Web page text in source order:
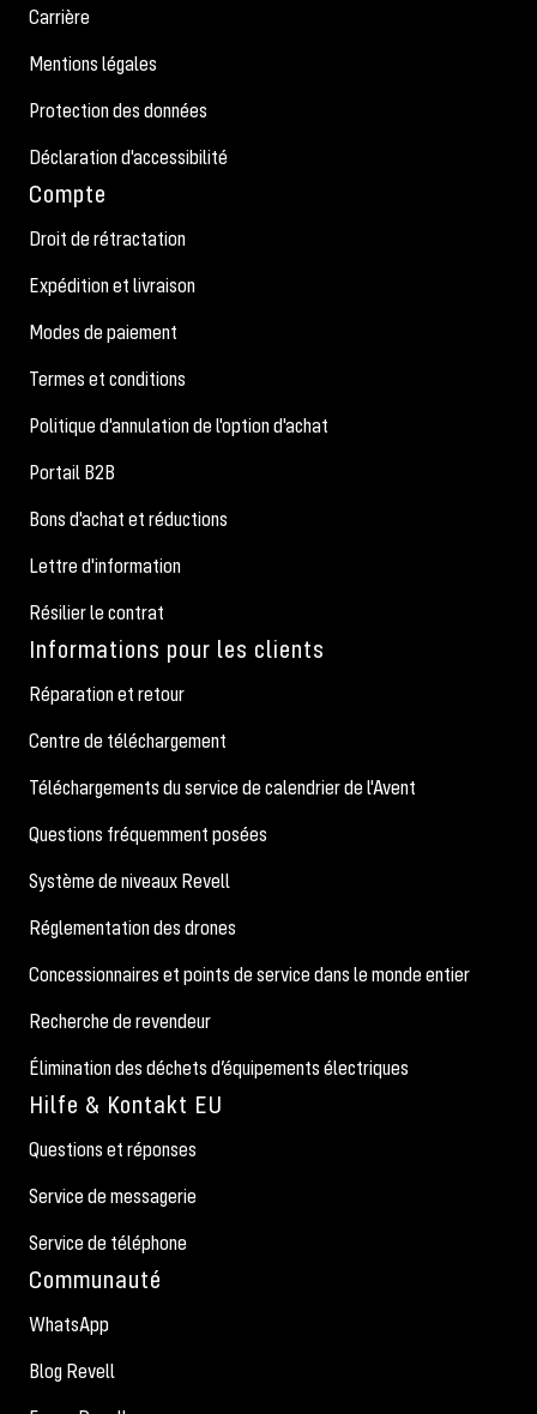
Carrière
Mentions légales
Protection des données
Déclaration d'accessibilité
Compte
Droit de rétractation
Expédition et livraison
Modes de paiement
Termes et conditions
Politique d'annulation de l'option d'achat
Portail B2B
Bons d'achat et réductions
Lettre d'information
Résilier le contrat
Informations pour les clients
Réparation et retour
Centre de téléchargement
Téléchargements du service de calendrier de l'Avent
Questions fréquemment posées
Système de niveaux Revell
Réglementation des drones
Concessionnaires et points de service dans le monde entier
Recherche de revendeur
Élimination des déchets d’équipements électriques
Hilfe & Kontakt EU
Questions et réponses
Service de messagerie
Service de téléphone
Communauté
WhatsApp
Blog Revell